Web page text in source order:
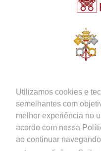
Utilizamos cookies e
semelhantes com
melhor experiência no
acordo com nossa
ao continuar